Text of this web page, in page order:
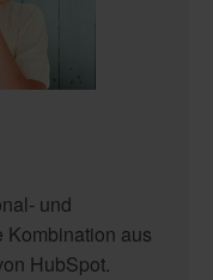
und
Kombination aus
HubSpot.